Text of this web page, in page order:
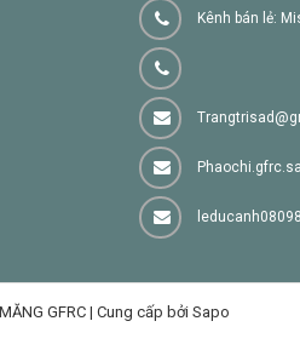
Kênh bán lẻ:
GFRC| Cung cấp bởi Sapo